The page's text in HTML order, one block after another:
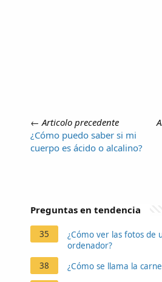
← Articolo precedente
¿Cómo puedo saber si mi
cuerpo es ácido o alcalino?
Preguntas en tendencia
35
¿Cómo ver las fotos de
ordenador?
38
¿Cómo se llama la